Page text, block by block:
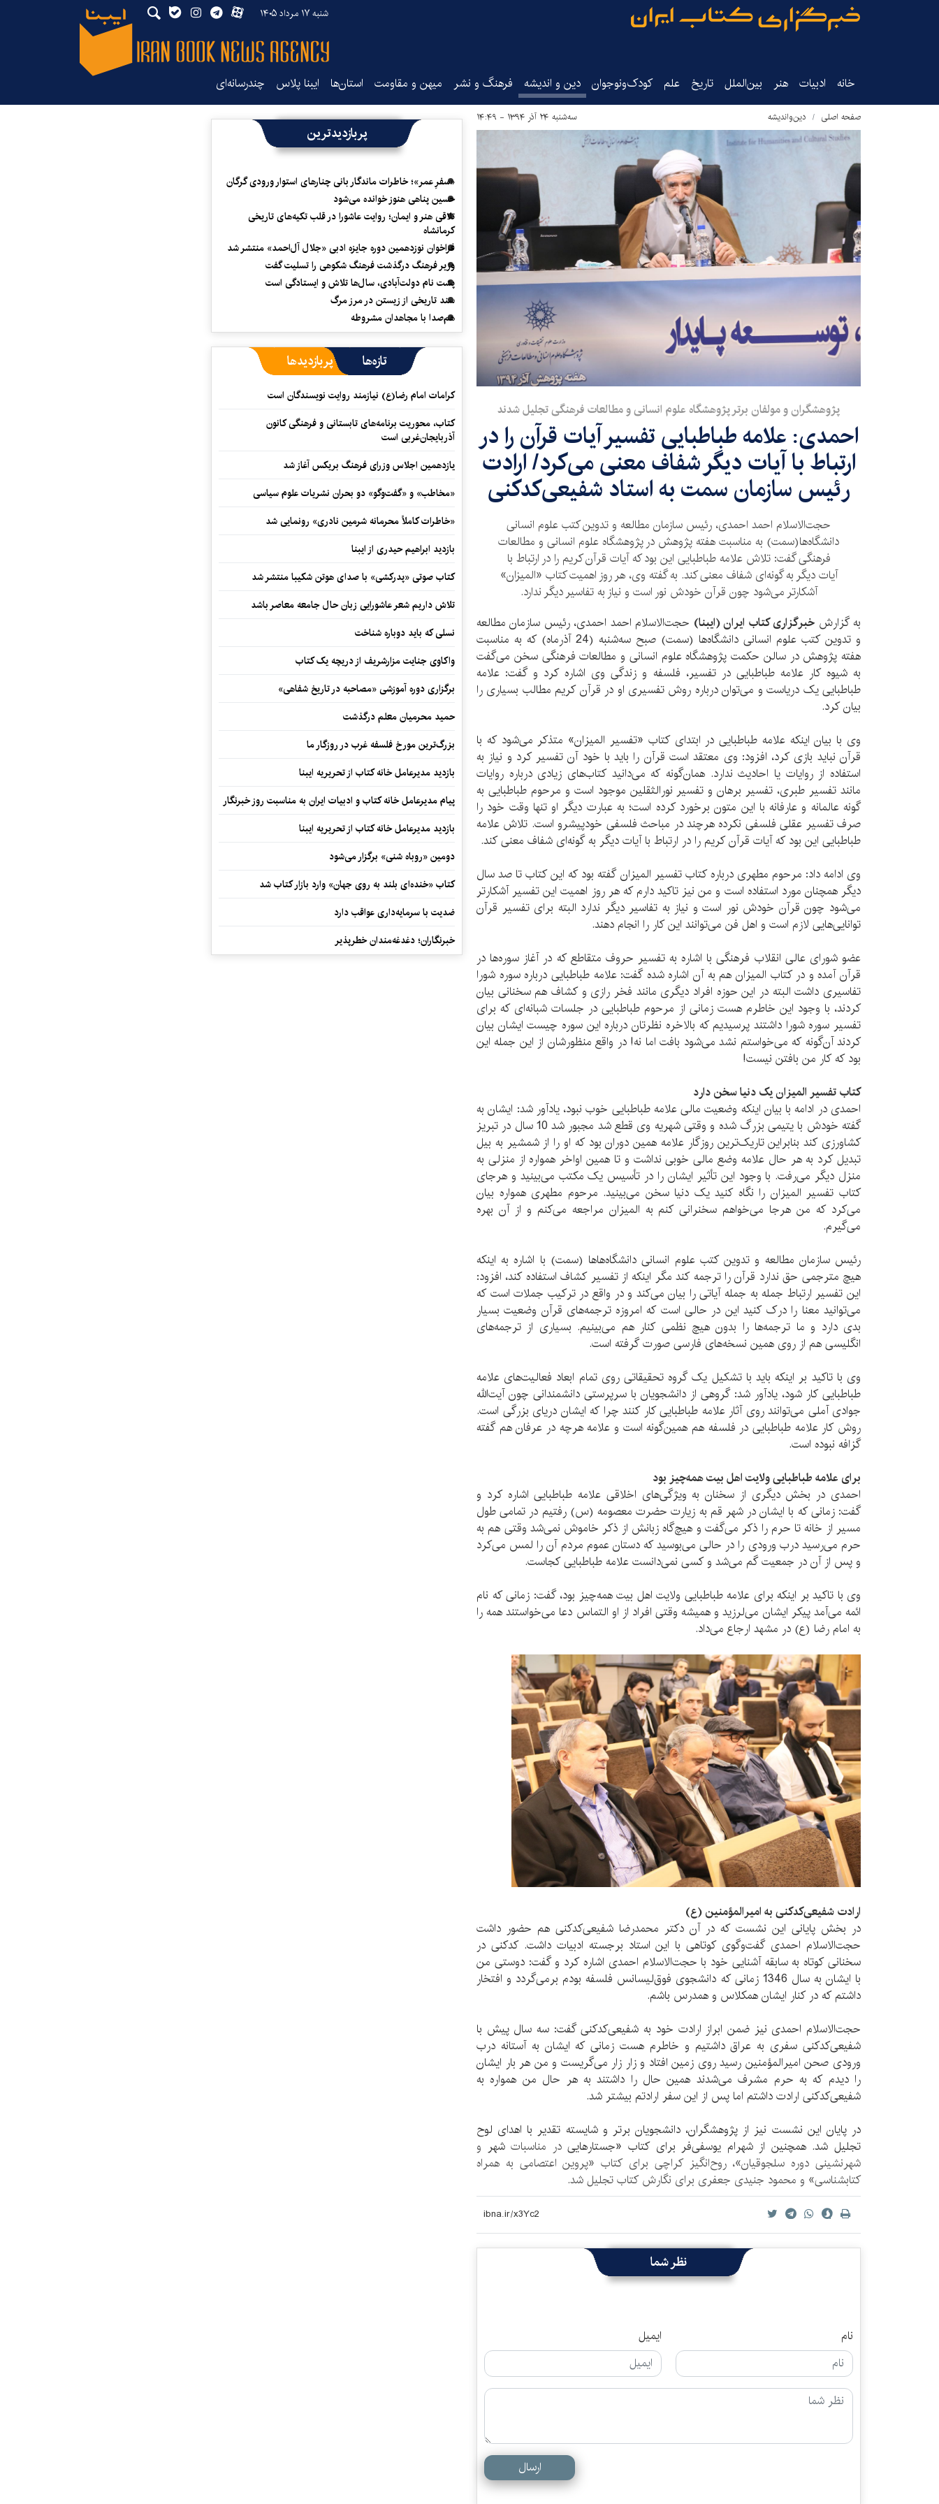
شنبه ۱۷ مرداد ۱۴۰۵
خانه ادبیات هنر بین‌الملل تاریخ‌ علم کودک‌ونوجوان دین و اندیشه فرهنگ و نشر میهن و مقاومت استان‌ها ایبنا پلاس چندرسانه‌ای
صفحه اصلی دین‌واندیشه سه‌شنبه ۲۴ آذر ۱۳۹۴ - ۱۴:۴۹
پژوهشگران و مولفان برتر پژوهشگاه علوم انسانی و مطالعات فرهنگی تجلیل شدند
احمدی: علامه طباطبایی تفسیر آیات قرآن را در
ارتباط با آیات دیگر شفاف معنی می‌کرد/ ارادت
رئیس سازمان سمت به استاد شفیعی‌کدکنی
حجت‌الاسلام احمد احمدی، رئیس سازمان مطالعه و تدوین کتب علوم انسانی
دانشگاه‌ها(سمت) به مناسبت هفته پژوهش در پژوهشگاه علوم انسانی و مطالعات
فرهنگی گفت: تلاش علامه طباطبایی این بود که آیات قرآن کریم را در ارتباط با
آیات دیگر به گونه‌ای شفاف معنی کند. به گفته وی، هر روز اهمیت کتاب «المیزان»
آشکارتر می‌شود چون قرآن خودش نور است و نیاز به تفاسیر دیگر ندارد.
به گزارش خبرگزاری کتاب ایران (ایبنا) حجت‌الاسلام احمد احمدی، رئیس سازمان مطالعه
و تدوین کتب علوم انسانی دانشگاه‌ها (سمت) صبح سه‌شنبه (24 آذرماه) که به مناسبت
هفته پژوهش در سالن حکمت پژوهشگاه علوم انسانی و مطالعات فرهنگی سخن می‌گفت
به شیوه کار علامه طباطبایی در تفسیر، فلسفه و زندگی وی اشاره کرد و گفت: علامه
طباطبایی یک دریاست و می‌توان درباره روش تفسیری او در قرآن کریم مطالب بسیاری را
بیان کرد.
وی با بیان اینکه علامه طباطبایی در ابتدای کتاب «تفسیر المیزان» متذکر می‌شود که با
قرآن نباید بازی کرد، افزود: وی معتقد است قرآن را باید با خود آن تفسیر کرد و نیاز به
استفاده از روایات یا احادیث ندارد. همان‌گونه که می‌دانید کتاب‌های زیادی درباره روایات
مانند تفسیر طبری، تفسیر برهان و تفسیر نورالثقلین موجود است و مرحوم طباطبایی به
گونه عالمانه و عارفانه با این متون برخورد کرده است؛ به عبارت دیگر او تنها وقت خود را
صرف تفسیر عقلی فلسفی نکرده هرچند در مباحث فلسفی خودپیشرو است. تلاش علامه
طباطبایی این بود که آیات قرآن کریم را در ارتباط با آیات دیگر به گونه‌ای شفاف معنی کند.
وی ادامه داد: مرحوم مطهری درباره کتاب تفسیر المیزان گفته بود که این کتاب تا صد سال
دیگر همچنان مورد استفاده است و من نیز تاکید دارم که هر روز اهمیت این تفسیر آشکارتر
می‌شود چون قرآن خودش نور است و نیاز به تفاسیر دیگر ندارد البته برای تفسیر قرآن
توانایی‌هایی لازم است و اهل فن می‌توانند این کار را انجام دهند.
عضو شورای عالی انقلاب فرهنگی با اشاره به تفسیر حروف متقاطع که در آغاز سوره‌ها در
قرآن آمده و در کتاب المیزان هم به آن اشاره شده گفت: علامه طباطبایی درباره سوره شورا
تفاسیری داشت البته در این حوزه افراد دیگری مانند فخر رازی و کشاف هم سخنانی بیان
کردند، با وجود این خاطرم هست زمانی از مرحوم طباطبایی در جلسات شبانه‌ای که برای
تفسیر سوره شورا داشتند پرسیدیم که بالاخره نظرتان درباره این سوره چیست ایشان بیان
کردند آن‌گونه که می‌خواستم نشد می‌شود بافت اما نه! در واقع منظورشان از این جمله این
بود که کار من بافتن نیست!
کتاب تفسیر المیزان یک دنیا سخن دارد
احمدی در ادامه با بیان اینکه وضعیت مالی علامه طباطبایی خوب نبود، یادآور شد: ایشان به
گفته خودش با یتیمی بزرگ شده و وقتی شهریه وی قطع شد مجبور شد 10 سال در تبریز
کشاورزی کند بنابراین تاریک‌ترین روزگار علامه همین دوران بود که او را از شمشیر به بیل
تبدیل کرد به هر حال علامه وضع مالی خوبی نداشت و تا همین اواخر همواره از منزلی به
منزل دیگر می‌رفت. با وجود این تأثیر ایشان را در تأسیس یک مکتب می‌بینید و هرجای
کتاب تفسیر المیزان را نگاه کنید یک دنیا سخن می‌بینید. مرحوم مطهری همواره بیان
می‌کرد که من هرجا می‌خواهم سخنرانی کنم به المیزان مراجعه می‌کنم و از آن بهره
می‌گیرم.
رئیس سازمان مطالعه و تدوین کتب علوم انسانی دانشگاه‌هاها (سمت) با اشاره به اینکه
هیچ مترجمی حق ندارد قرآن را ترجمه کند مگر اینکه از تفسیر کشاف استفاده کند، افزود:
این تفسیر ارتباط جمله به جمله آیاتی را بیان می‌کند و در واقع در ترکیب جملات است که
می‌توانید معنا را درک کنید این در حالی است که امروزه ترجمه‌های قرآن وضعیت بسیار
بدی دارد و ما ترجمه‌ها را بدون هیچ نظمی کنار هم می‌بینیم. بسیاری از ترجمه‌های
انگلیسی هم از روی همین نسخه‌های فارسی صورت گرفته است.
وی با تاکید بر اینکه باید با تشکیل یک گروه تحقیقاتی روی تمام ابعاد فعالیت‌های علامه
طباطبایی کار شود، یادآور شد: گروهی از دانشجویان با سرپرستی دانشمندانی چون آیت‌الله
جوادی آملی می‌توانند روی آثار علامه طباطبایی کار کنند چرا که ایشان دریای بزرگی است.
روش کار علامه طباطبایی در فلسفه هم همین‌گونه است و علامه هرچه در عرفان هم گفته
گزافه نبوده است.
برای علامه طباطبایی ولایت اهل بیت همه‌چیز بود
احمدی در بخش دیگری از سخنان به ویژگی‌های اخلاقی علامه طباطبایی اشاره کرد و
گفت: زمانی که با ایشان در شهر قم به زیارت حضرت معصومه (س) رفتیم در تمامی طول
مسیر از خانه تا حرم را ذکر می‌گفت و هیچ‌گاه زبانش از ذکر خاموش نمی‌شد وقتی هم به
حرم می‌رسید درب ورودی را در حالی می‌بوسید که دستان عموم مردم آن را لمس می‌کرد
و پس از آن در جمعیت گم می‌شد و کسی نمی‌دانست علامه طباطبایی کجاست.
وی با تاکید بر اینکه برای علامه طباطبایی ولایت اهل بیت همه‌چیز بود، گفت: زمانی که نام
ائمه می‌آمد پیکر ایشان می‌لرزید و همیشه وقتی افراد از او التماس دعا می‌خواستند همه را
به امام رضا (ع) در مشهد ارجاع می‌داد.
ارادت شفیعی‌کدکنی به امیرالمؤمنین (ع)
در بخش پایانی این نشست که در آن دکتر محمدرضا شفیعی‌کدکنی هم حضور داشت
حجت‌الاسلام احمدی گفت‌وگوی کوتاهی با این استاد برجسته ادبیات داشت. کدکنی در
سخنانی کوتاه به سابقه آشنایی خود با حجت‌الاسلام احمدی اشاره کرد و گفت: دوستی من
با ایشان به سال 1346 زمانی که دانشجوی فوق‌لیسانس فلسفه بودم برمی‌گردد و افتخار
داشتم که در کنار ایشان همکلاس و همدرس باشم.
حجت‌الاسلام احمدی نیز ضمن ابراز ارادت خود به شفیعی‌کدکنی گفت: سه سال پیش با
شفیعی‌کدکنی سفری به عراق داشتیم و خاطرم هست زمانی که ایشان به آستانه درب
ورودی صحن امیرالمؤمنین رسید روی زمین افتاد و زار زار می‌گریست و من هر بار ایشان
را دیدم که به حرم مشرف می‌شدند همین حال را داشتند به هر حال من همواره به
شفیعی‌کدکنی ارادت داشتم اما پس از این سفر ارادتم بیشتر شد.
در پایان این نشست نیز از پژوهشگران، دانشجویان برتر و شایسته تقدیر با اهدای لوح
تجلیل شد. همچنین از شهرام یوسفی‌فر برای کتاب «جستارهاییدر مناسباتشهر و
شهرنشینی دوره سلجوقیان»، روح‌انگیز کراچی برای کتاب «پروین اعتصامی به همراه
کتابشناسی» و محمود جنیدی جعفری برای نگارش کتاب تجلیل شد.
نظر شما
نام ایمیل
ارسال
پربازدیدترین
«سفرِ عمر»؛ خاطرات ماندگار بانی چنارهای استوار ورودی گرگان
حسین پناهی هنوز خوانده می‌شود
تلاقی هنر و ایمان؛ روایت عاشورا در قلب تکیه‌های تاریخی
کرمانشاه
فراخوان نوزدهمین دوره جایزه ادبی «جلال آل‌احمد» منتشر شد
وزیر فرهنگ درگذشت فرهنگ شکوهی را تسلیت گفت
پشت نام دولت‌آبادی، سال‌ها تلاش و ایستادگی است
سند تاریخی از زیستن در مرز مرگ
هم‌صدا با مجاهدان مشروطه
تازه‌ها پربازدیدها
کرامات امام رضا(ع) نیازمند روایت نویسندگان است
کتاب، محوریت برنامه‌های تابستانی و فرهنگی کانون
آذربایجان‌غربی است
یازدهمین اجلاس وزرای فرهنگ بریکس آغاز شد
«مخاطب» و «گفت‌وگو» دو بحران نشریات علوم سیاسی
«خاطرات کاملاً محرمانه شرمین نادری» رونمایی شد
بازدید ابراهیم حیدری از ایبنا
کتاب صوتی «پدرکشی» با صدای هوتن شکیبا منتشر شد
تلاش داریم شعر عاشورایی زبان حال جامعه معاصر باشد
نسلی که باید دوباره شناخت
واکاوی جنایت مزارشریف از دریچه یک کتاب
برگزاری دوره آموزشی «مصاحبه در تاریخ شفاهی»
حمید محرمیان معلم درگذشت
بزرگ‌ترین مورخ فلسفه غرب در روزگار ما
بازدید مدیرعامل خانه کتاب از تحریریه ایبنا
پیام مدیرعامل خانه کتاب و ادبیات ایران به مناسبت روز خبرنگار
بازدید مدیرعامل خانه کتاب از تحریریه ایبنا
دومین «روباه شنی» برگزار می‌شود
کتاب «خنده‌ای بلند به روی جهان» وارد بازار کتاب شد
ضدیت با سرمایه‌داری عواقب دارد
خبرنگاران؛ دغدغه‌مندان خطرپذیر